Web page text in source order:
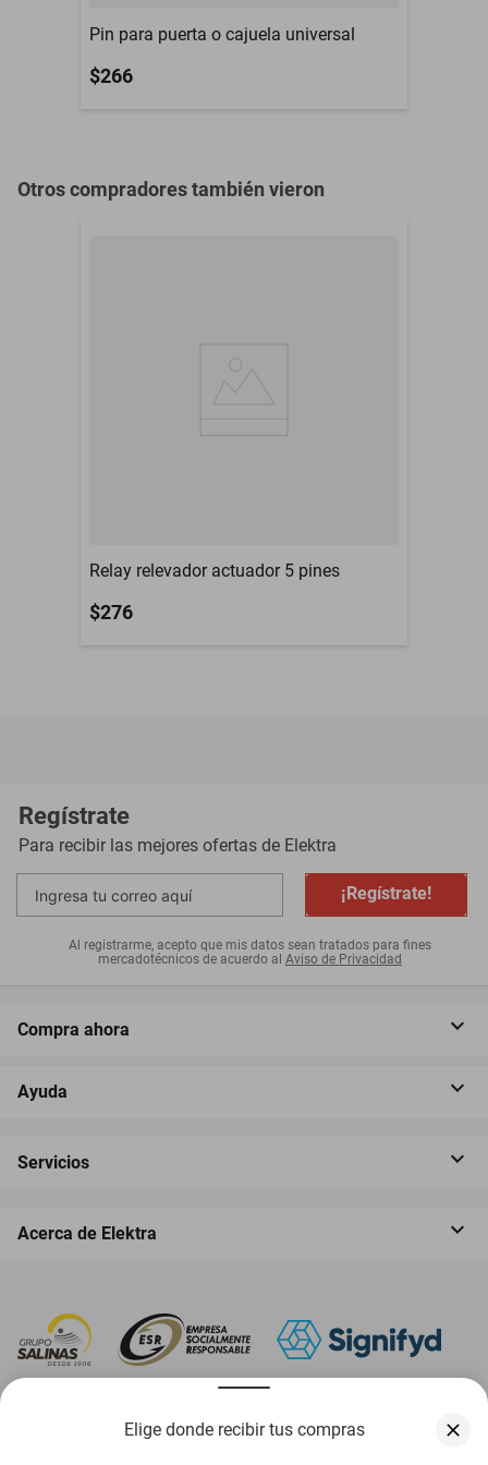
Elige donde recibir tus compras
Pin para puerta o cajuela universal
$266
Otros compradores también vieron
Relay relevador actuador 5 pines
$276
Regístrate
Para recibir las mejores ofertas de Elektra
¡Regístrate!
Al registrarme, acepto que mis datos sean tratados para fines
mercadotécnicos de acuerdo al Aviso de Privacidad
Compra ahora
Ayuda
Servicios
Acerca de Elektra